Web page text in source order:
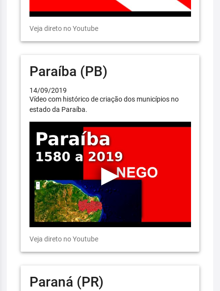
Veja direto no Youtube
Paraíba (PB)
14/09/2019
Vídeo com histórico de criação dos municípios no
estado da Paraíba.
Veja direto no Youtube
Paraná (PR)